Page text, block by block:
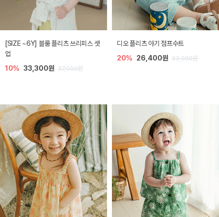
[SIZE ~6Y] 블룸 플리츠 쓰리피스 셋
업
10% 33,300원 37,000원
디오 플리츠 아기 점프수트
20% 26,400원 33,000원